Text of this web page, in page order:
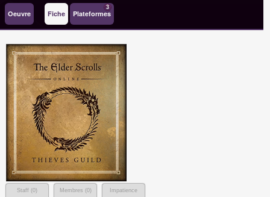
Oeuvre Fiche Plateformes
3
Staff (0) Membres (0)
Impatience